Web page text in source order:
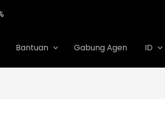
Bantuan Gabung Agen ID